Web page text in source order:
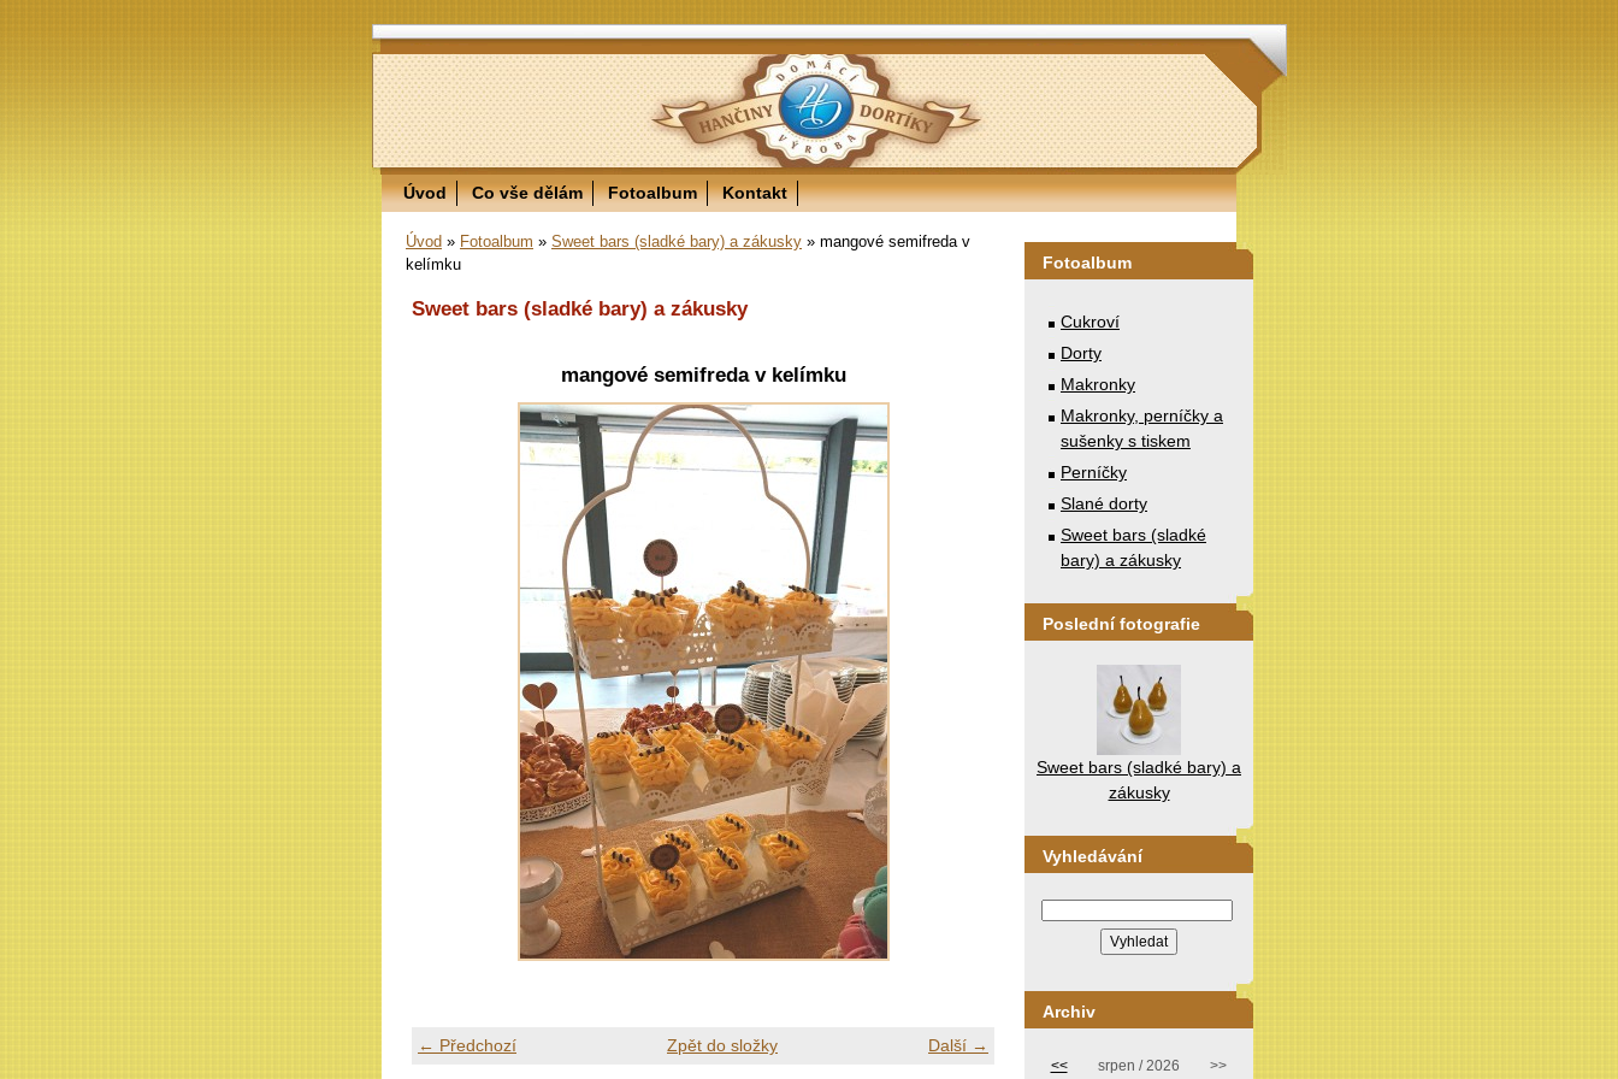
Úvod Co vše dělám Fotoalbum Kontakt
Úvod » Fotoalbum » Sweet bars (sladké bary) a zákusky » mangové semifreda v
kelímku
Sweet bars (sladké bary) a zákusky
mangové semifreda v kelímku
← Předchozí Další →
Zpět do složky
Fotoalbum
Cukroví
Dorty
Makronky
Makronky, perníčky a
sušenky s tiskem
Perníčky
Slané dorty
Sweet bars (sladké
bary) a zákusky
Poslední fotografie
Sweet bars (sladké bary) a
zákusky
Vyhledávání
Archiv
<< srpen / 2026 >>